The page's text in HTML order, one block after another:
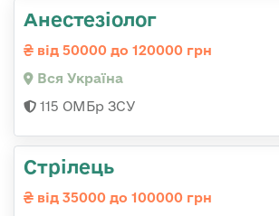
Анестезіолог
від 50000 до 120000 грн
Вся Україна
115 ОМБр ЗСУ
Стрілець
від 35000 до 100000 грн